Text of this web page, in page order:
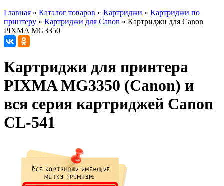
Главная » Каталог товаров » Картриджи » Картриджи по
принтеру » Картриджи для Canon » Картриджи для Canon
PIXMA MG3350
Картриджи для принтера
PIXMA MG3350 (Canon) и
вся серия картриджей Canon
CL-541